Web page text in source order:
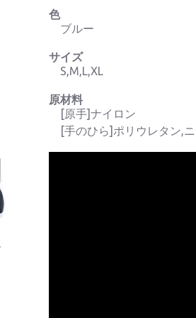
色
ブルー
サイズ
S,M,L,XL
原材料
[原手]ナイロン
[手のひら]ポリウレタン,